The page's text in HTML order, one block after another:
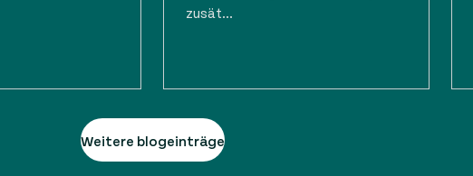
zusät...
Weitere blogeinträge